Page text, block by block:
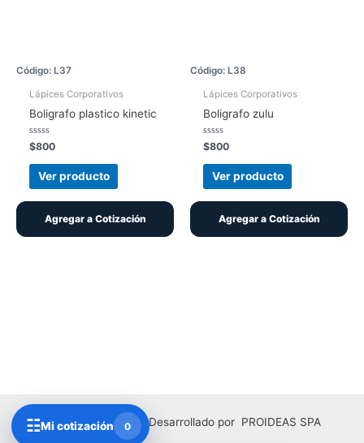
Código: L37
Lápices Corporativos
Boligrafo plastico kinetic
Valorado
con
0
de
$800
Ver producto
Agregar a Cotización
Código: L38
Lápices Corporativos
Boligrafo zulu
Valorado
con
0
de
$800
Ver producto
Agregar a Cotización
Copyright © 2026 | Desarrollado por PROIDEAS SPA
☷Mi cotización 0